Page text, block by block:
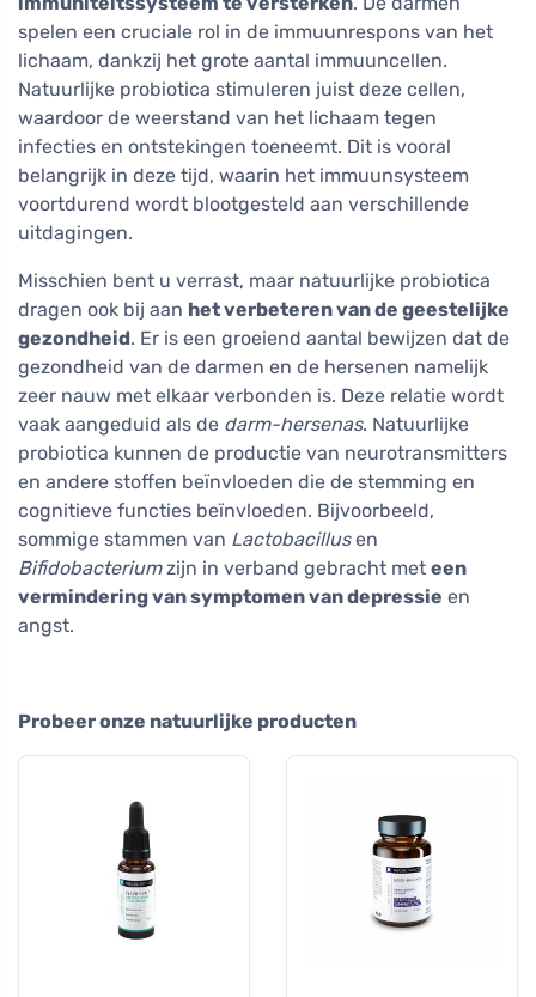
spelen een cruciale rol in de immuunrespons van het
lichaam, dankzij het grote aantal immuuncellen.
Natuurlijke probiotica stimuleren juist deze cellen,
waardoor de weerstand van het lichaam tegen
infecties en ontstekingen toeneemt. Dit is vooral
belangrijk in deze tijd, waarin het immuunsysteem
voortdurend wordt blootgesteld aan verschillende
uitdagingen.
Misschien bent u verrast, maar natuurlijke probiotica
dragen ook bij aan het verbeteren van de geestelijke
gezondheid. Er is een groeiend aantal bewijzen dat de
gezondheid van de darmen en de hersenen namelijk
zeer nauw met elkaar verbonden is. Deze relatie wordt
vaak aangeduid als de darm-hersenas. Natuurlijke
probiotica kunnen de productie van neurotransmitters
en andere stoffen beïnvloeden die de stemming en
cognitieve functies beïnvloeden. Bijvoorbeeld,
sommige stammen van Lactobacillusen
Bifidobacteriumzijn in verband gebracht met een
vermindering van symptomen van depressie en
angst.
Probeer onze natuurlijke producten